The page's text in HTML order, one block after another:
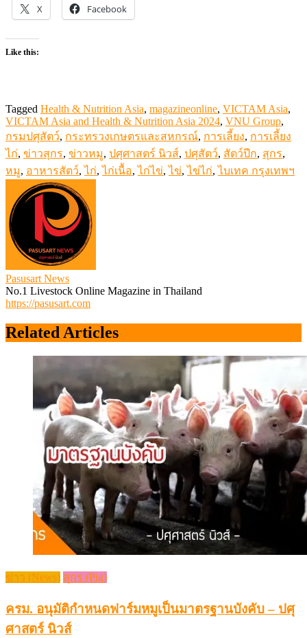
X Facebook
Like this:
Tagged Health & Nutrition Asia, magazineonline, VICTAM Asia,
VICTAM Asia and Health & Nutrition Asia 2024, VNU Group,
กรมปศุสัตว์, กระทรวงเกษตรและสหกรณ์, การเลี้ยง, การเลี้ยง
ไก่, ข่าวสุกร, ข่าวหมู, ปศุศาสตร์ นิวส์, ปศุสัตว์, สัตว์ปีก, สุกร,
หมู, อาหารสัตว์,ไก่,ไก่เนื้อ,ไก่ไข่,ไข่,ไข่ไก่,ไบเทค กรุงเทพฯ
Pasusart News
No.1 Livestock Online Magazine in Thailand
https://pasusart.com
Related Articles
ข่าว (News) สุกร (Pig)
ครม. อนุมัติกำหนดฟาร์มหมูเป็นมาตรฐานบังคับ – ปศุ
ศาสตร์ นิวส์